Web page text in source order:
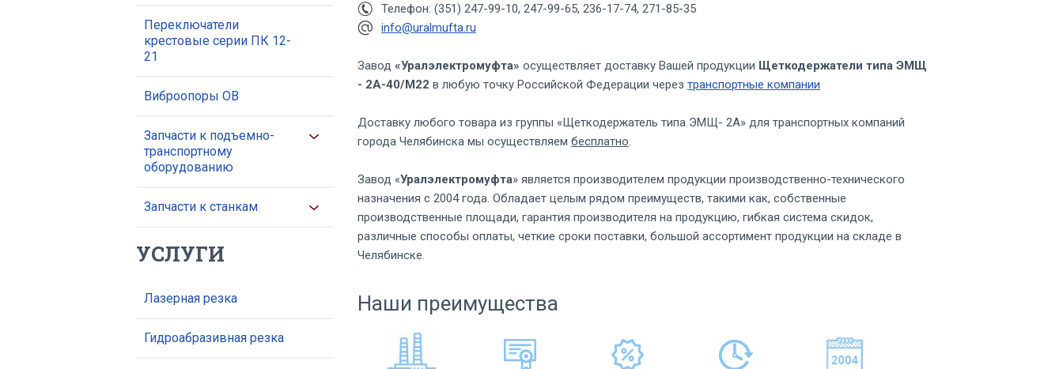
Переключатели
крестовые серии ПК 12-
21
Виброопоры ОВ
Запчасти к подъемно-
транспортному
оборудованию
Запчасти к станкам
УСЛУГИ
Лазерная резка
Гидроабразивная резка
Телефон: (351) 247-99-10, 247-99-65, 236-17-74, 271-85-35
info@uralmufta.ru
Завод «Уралэлектромуфта» осуществляет доставку Вашей продукции Щеткодержатели типа ЭМЩ
- 2А-40/М22 в любую точку Российской Федерации через транспортные компании
Доставку любого товара из группы «Щеткодержатель типа ЭМЩ- 2А» для транспортных компаний
города Челябинска мы осуществляем бесплатно.
Завод «Уралэлектромуфта» является производителем продукции производственно-технического
назначения с 2004 года. Обладает целым рядом преимуществ, такими как, собственные
производственные площади, гарантия производителя на продукцию, гибкая система скидок,
различные способы оплаты, четкие сроки поставки, большой ассортимент продукции на складе в
Челябинске.
Наши преимущества